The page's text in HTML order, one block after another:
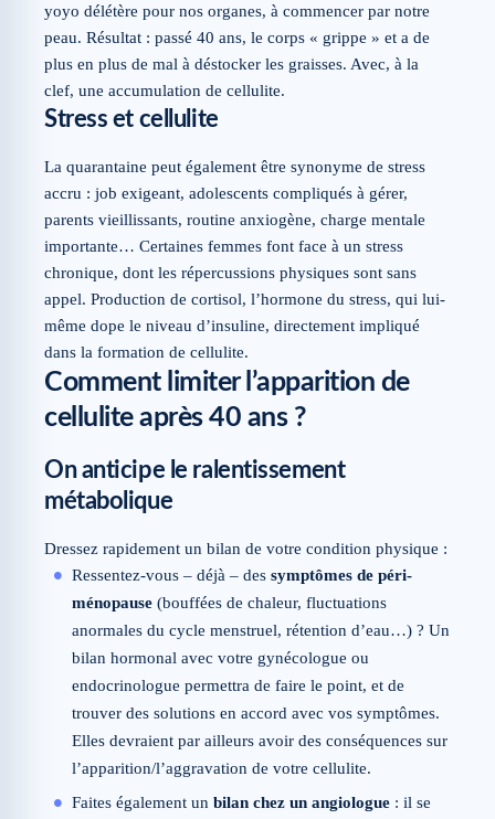
yoyo délétère pour nos organes, à commencer par notre
peau. Résultat : passé 40 ans, le corps « grippe » et a de
plus en plus de mal à déstocker les graisses. Avec, à la
clef, une accumulation de cellulite.
Stress et cellulite
La quarantaine peut également être synonyme de stress
accru : job exigeant, adolescents compliqués à gérer,
parents vieillissants, routine anxiogène, charge mentale
importante… Certaines femmes font face à un stress
chronique, dont les répercussions physiques sont sans
appel. Production de cortisol, l’hormone du stress, qui lui-
même dope le niveau d’insuline, directement impliqué
dans la formation de cellulite.
Comment limiter l’apparition de
cellulite après 40 ans ?
On anticipe le ralentissement
métabolique
Dressez rapidement un bilan de votre condition physique :
Ressentez-vous – déjà – des symptômes de péri-
ménopause (bouffées de chaleur, fluctuations
anormales du cycle menstruel, rétention d’eau…) ? Un
bilan hormonal avec votre gynécologue ou
endocrinologue permettra de faire le point, et de
trouver des solutions en accord avec vos symptômes.
Elles devraient par ailleurs avoir des conséquences sur
l’apparition/l’aggravation de votre cellulite.
Faites également un bilan chez un angiologue : il se